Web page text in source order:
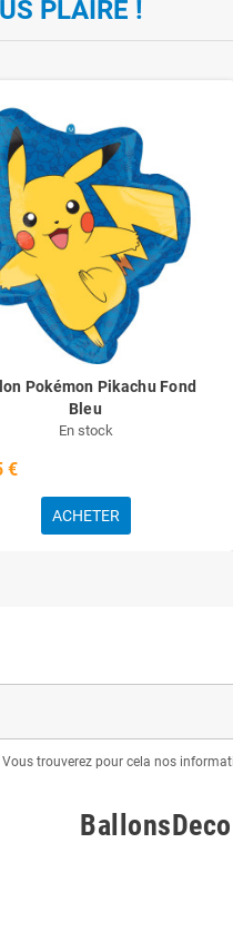
PLAIRE !
Pokémon Pikachu Fond
Bleu
En stock
€
ACHETER
trouverez pour cela nos